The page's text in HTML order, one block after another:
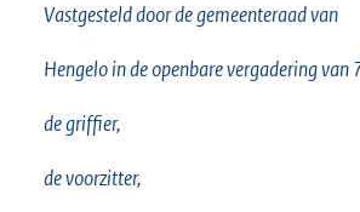
Vastgesteld door de gemeenteraad van
Hengelo in de openbare vergadering
de griffier,
de voorzitter,